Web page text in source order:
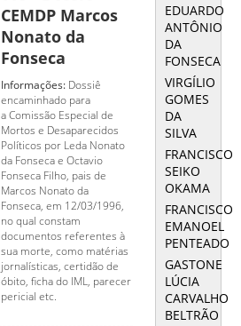
CEMDP Marcos
Nonato da
Fonseca
Informações: Dossiê
encaminhado para
a Comissão Especial de
Mortos e Desaparecidos
Políticos por Leda Nonato
da Fonseca e Octavio
Fonseca Filho, pais de
Marcos Nonato da
Fonseca, em 12/03/1996,
no qual constam
documentos referentes à
sua morte, como matérias
jornalísticas, certidão de
óbito, ficha do IML, parecer
pericial etc.
EDUARDO
ANTÔNIO
DA
FONSECA
VIRGÍLIO
GOMES
DA
SILVA
FRANCISCO
SEIKO
OKAMA
FRANCISCO
EMANOEL
PENTEADO
GASTONE
LÚCIA
CARVALHO
BELTRÃO